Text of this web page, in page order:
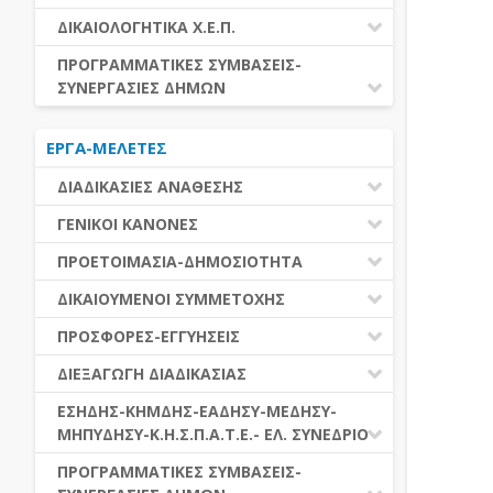
ΕΚΤΕΛΕΣΗ ΥΠΗΡΕΣΙΩΝ
ΕΚΤΕΛΕΣΗ ΠΡΟΜΗΘΕΙΩΝ
ΕΑΑΔΗΣΥ
ΕΑΔΗΣΥ
ΕΛ.ΣΥΝΕΔΡΙΟ
ΕΣΗΔΗΣ
ΔΙΚΑΙΟΛΟΓΗΤΙΚΑ Χ.Ε.Π.
ΔΙΚΑΙΟΛΟΓΗΤΙΚΑ Χ.Ε.Π.
ΠΡΟΓΡΑΜΜΑΤΙΚΕΣ ΣΥΜΒΑΣΕΙΣ-
ΣΥΝΕΡΓΑΣΙΕΣ ΔΗΜΩΝ
ΔΙΕΘΝΕΣ ΚΑΙ ΕΥΡΩΠΑΙΚΟ ΕΠΙΠΕΔΟ
ΠΡΟΓΡΑΜΜΑΤΙΚΕΣ ΣΥΜΒΑΣΕΙΣ
ΕΡΓΑ-ΜΕΛΕΤΕΣ
ΔΙΑΔΙΚΑΣΙΕΣ ΑΝΑΘΕΣΗΣ
ΔΙΑΔΙΚΑΣΙΕΣ ΑΝΑΘΕΣΗΣ
ΣΥΓΚΕΝΤΡΩΤΙΚΕΣ ΔΙΑΔΙΚΑΣΙΕΣ
ΑΝΑΘΕΣΗΣ
ΠΙΝΑΚΕΣ ΔΗΜΟΣΝΕΤ
ΓΕΝΙΚΟΙ ΚΑΝΟΝΕΣ
ΠΕΔΙΟ ΕΦΑΡΜΟΓΗΣ-ΕΝΑΡΞΗ ΙΣΧΥΟΣ
ΗΛΕΚΤΡΟΝΙΚΑ ΜΕΣΑ
ΓΕΝΙΚΕΣ ΑΡΧΕΣ ΚΑΙ ΚΑΝΟΝΕΣ
ΑΞΙΑ ΣΥΜΒΑΣΗΣ
ΕΙΔΗ ΣΥΜΒΑΣΕΩΝ
ΔΙΑΦΟΡΑ
ΠΡΟΕΤΟΙΜΑΣΙΑ-ΔΗΜΟΣΙΟΤΗΤΑ
ΓΝΩΜΟΔΟΤΙΚΑ ΟΡΓΑΝΑ-ΕΠΙΤΡΟΠΕΣ
ΠΡΟΕΤΟΙΜΑΣΙΑ
ΕΓΓΡΑΦΑ ΤΗΣ ΣΥΜΒΑΣΗΣ
ΔΗΜΟΣΙΕΥΣΕΙΣ
ΕΝΑΡΞΗ-ΠΡΟΘΕΣΜΙΕΣ
ΔΙΚΑΙΟΥΜΕΝΟΙ ΣΥΜΜΕΤΟΧΗΣ
ΔΙΚΑΙΟΥΜΕΝΟΙ ΣΥΜΜΕΤΟΧΗΣ
ΚΡΙΤΗΡΙΑ ΕΠΙΛΟΓΗΣ
ΛΟΓΟΙ ΑΠΟΚΛΕΙΣΜΟΥ
ΔΙΚΑΙΟΛΟΓΗΤΙΚΑ ΛΟΓΩΝ
ΑΠΟΚΛΕΙΣΜΟΥ & ΚΡΙΤΗΡΙΩΝ
ΕΠΙΛΟΓΗΣ
ΕΕΕΣ
ΠΡΟΣΦΟΡΕΣ-ΕΓΓΥΗΣΕΙΣ
ΕΓΓΥΗΣΕΙΣ
ΠΡΟΣΦΟΡΕΣ
ΔΙΕΞΑΓΩΓΗ ΔΙΑΔΙΚΑΣΙΑΣ
ΑΞΙΟΛΟΓΗΣΗ ΚΑΙ ΑΝΑΘΕΣΗ
ΑΠΟΤΕΛΕΣΜΑ ΔΙΑΔΙΚΑΣΙΑΣ
ΠΡΟΣΦΥΓΕΣ-ΕΝΣΤΑΣΕΙΣ
ΕΣΗΔΗΣ-ΚΗΜΔΗΣ-ΕΑΔΗΣΥ-ΜΕΔΗΣΥ-
ΜΗΠΥΔΗΣΥ-Κ.Η.Σ.Π.Α.Τ.Ε.- ΕΛ. ΣΥΝΕΔΡΙΟ
ΕΑΑΔΗΣΥ
ΠΡΟΓΡΑΜΜΑΤΙΚΕΣ ΣΥΜΒΑΣΕΙΣ-